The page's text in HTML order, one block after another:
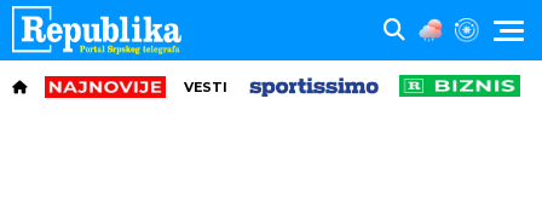
VESTI